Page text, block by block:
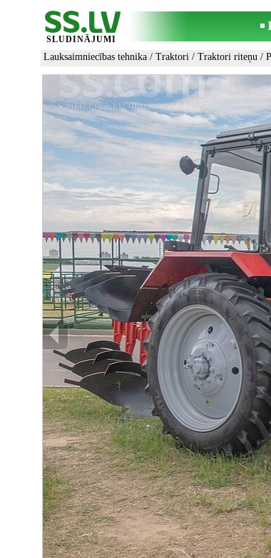
SLUDINĀJUMI
Lauksaimniecības tehnika / Traktori / Traktori riteņu /